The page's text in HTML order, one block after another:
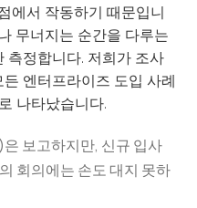
에서 작동하기 때문입니
무너지는 순간을 다루는
측정합니다. 저희가 조사
엔터프라이즈 도입 사례
나타났습니다.
보고하지만, 신규 입사
회의에는 손도 대지 못하